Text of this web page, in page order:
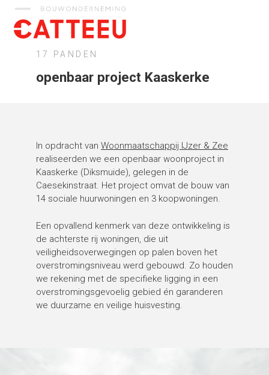
Catteeu
17 PANDEN
openbaar project Kaaskerke
In opdracht van Woonmaatschappij IJzer & Zee
realiseerden we een openbaar woonproject in
Kaaskerke (Diksmuide), gelegen in de
Caesekinstraat. Het project omvat de bouw van
14 sociale huurwoningen en 3 koopwoningen.
Een opvallend kenmerk van deze ontwikkeling is
de achterste rij woningen, die uit
veiligheidsoverwegingen op palen boven het
overstromingsniveau werd gebouwd. Zo houden
we rekening met de specifieke ligging in een
overstromingsgevoelig gebied én garanderen
we duurzame en veilige huisvesting.